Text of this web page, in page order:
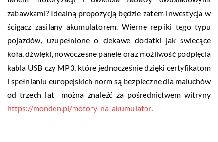
zabawkami? Idealną propozycją będzie zatem inwestycja w
ścigacz zasilany akumulatorem. Wierne repliki tego typu
pojazdów, uzupełnione o ciekawe dodatki jak świecące
koła, dźwięki, nowoczesne panele oraz możliwość podpięcia
kabla USB czy MP3, które jednocześnie dzięki certyfikatom
i spełnianiu europejskich norm są bezpieczne dla maluchów
od trzech lat można znaleźć za pośrednictwem witryny
https://monden.pl/motory-na-akumulator.